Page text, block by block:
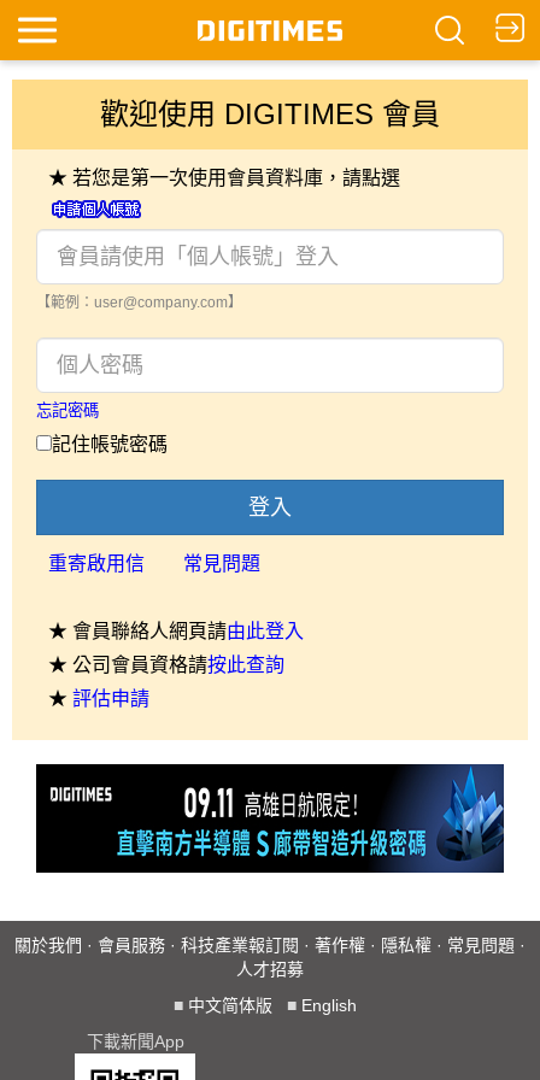
歡迎使用 DIGITIMES 會員
★ 若您是第一次使用會員資料庫，請點選
【範例：user@company.com】
忘記密碼
記住帳號密碼
登入
重寄啟用信 常見問題
★ 會員聯絡人網頁請由此登入
★ 公司會員資格請按此查詢
★ 評估申請
關於我們 · 會員服務 · 科技產業報訂閱 · 著作權 · 隱私權 · 常見問題 ·
人才招募
■ 中文简体版 ■ English
下載新聞App